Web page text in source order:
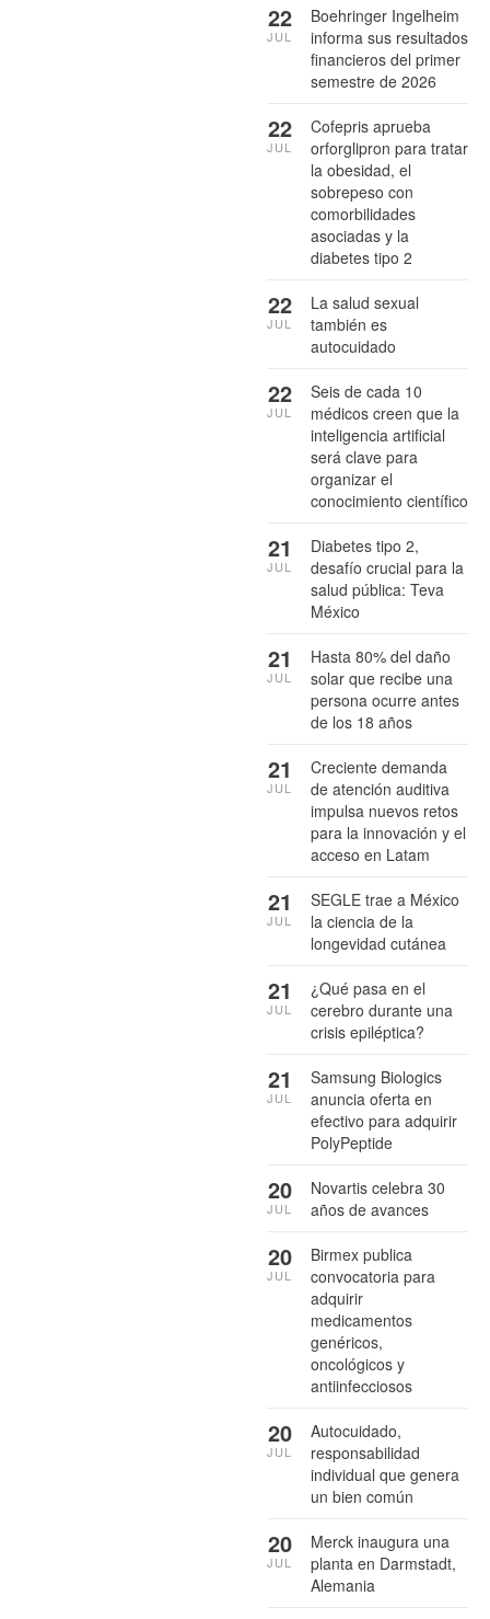
Boehringer Ingelheim
informa sus resultados
financieros del primer
semestre de 2026
22
JUL
Cofepris aprueba
orforglipron para tratar
la obesidad, el
sobrepeso con
comorbilidades
asociadas y la
diabetes tipo 2
22
JUL
La salud sexual
también es
autocuidado
22
JUL
Seis de cada 10
médicos creen que la
inteligencia artificial
será clave para
organizar el
conocimiento científico
22
JUL
Diabetes tipo 2,
desafío crucial para la
salud pública: Teva
México
21
JUL
Hasta 80% del daño
solar que recibe una
persona ocurre antes
de los 18 años
21
JUL
Creciente demanda
de atención auditiva
impulsa nuevos retos
para la innovación y el
acceso en Latam
21
JUL
SEGLE trae a México
la ciencia de la
longevidad cutánea
21
JUL
¿Qué pasa en el
cerebro durante una
crisis epiléptica?
21
JUL
Samsung Biologics
anuncia oferta en
efectivo para adquirir
PolyPeptide
21
JUL
Novartis celebra 30
años de avances
20
JUL
Birmex publica
convocatoria para
adquirir
medicamentos
genéricos,
oncológicos y
antiinfecciosos
20
JUL
Autocuidado,
responsabilidad
individual que genera
un bien común
20
JUL
Merck inaugura una
planta en Darmstadt,
Alemania
20
JUL